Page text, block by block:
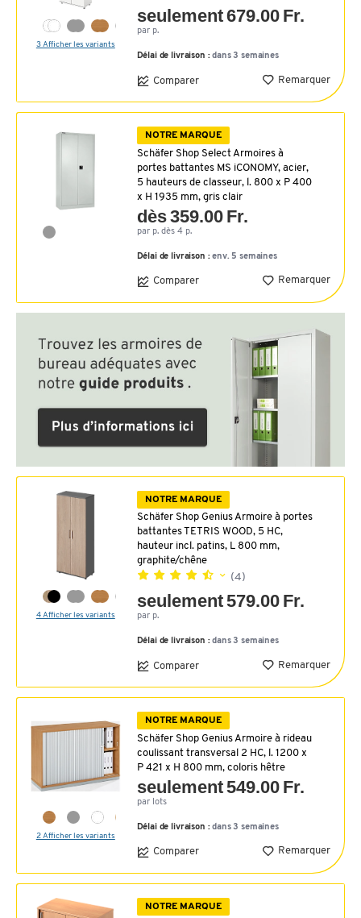
3 Afficher les variants
seulement 679.00 Fr.
par p.
Délai de livraison :dans 3 semaines
Comparer Remarquer
NOTRE MARQUE
Schäfer Shop Select Armoires à
portes battantes MS iCONOMY, acier,
5 hauteurs de classeur, l. 800 x P 400
x H 1935 mm, gris clair
dès 359.00 Fr.
par p. dès 4 p.
Délai de livraison :env. 5 semaines
Comparer Remarquer
4 Afficher les variants
NOTRE MARQUE
Schäfer Shop Genius Armoire à portes
battantes TETRIS WOOD, 5 HC,
hauteur incl. patins, L 800 mm,
graphite/chêne
(4)
seulement 579.00 Fr.
par p.
Délai de livraison :dans 3 semaines
Comparer Remarquer
2 Afficher les variants
NOTRE MARQUE
Schäfer Shop Genius Armoire à rideau
coulissant transversal 2 HC, l. 1200 x
P 421 x H 800 mm, coloris hêtre
seulement 549.00 Fr.
par lots
Délai de livraison :dans 3 semaines
Comparer Remarquer
NOTRE MARQUE